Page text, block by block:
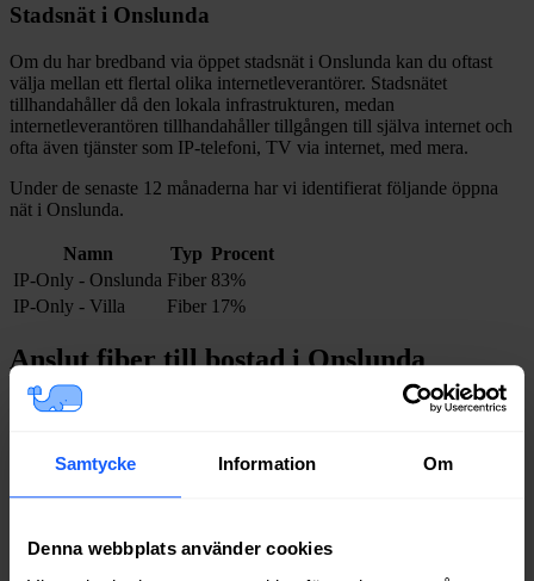
Samtycke Information Om
Denna webbplats använder cookies
Stadsnät i Onslunda
Om du har bredband via öppet stadsnät i Onslunda kan du oftast
välja mellan ett flertal olika internetleverantörer. Stadsnätet
tillhandahåller då den lokala infrastrukturen, medan
internetleverantören tillhandahåller tillgången till själva internet och
ofta även tjänster som IP-telefoni, TV via internet, med mera.
Under de senaste 12 månaderna har vi identifierat följande öppna
nät i Onslunda.
Namn Typ Procent
IP-Only - Onslunda Fiber 83%
IP-Only - Villa
Fiber 17%
Anslut fiber till bostad iOnslunda
Om du inte har tillgång till bredband via fiber och vill dra in och
något av stadsnäten i tabellen ovan
I vissa fall kan du behöva kontakta en nätägare direkt. Se listan över
Bredband via kabel-TV i